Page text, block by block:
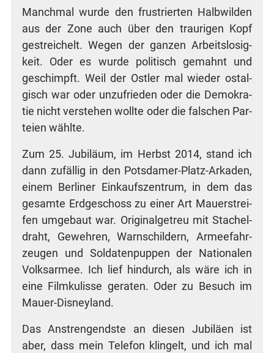
Manch­mal wur­de den frus­trier­ten Halb­wil­den
aus der Zone auch über den trau­ri­gen Kopf
gestrei­chelt. Wegen der gan­zen Arbeits­lo­sig­
keit. Oder es wur­de poli­tisch gemahnt und
geschimpft. Weil der Ost­ler mal wie­der ost­al­
gisch war oder unzu­frie­den oder die Demo­kra­
tie nicht ver­ste­hen woll­te oder die fal­schen Par­
tei­en wählte.
Zum 25. Jubi­lä­um, im Herbst 2014, stand ich
dann zufäl­lig in den Pots­da­mer-Platz-Arka­den,
einem Ber­li­ner Ein­kaufs­zen­trum, in dem das
gesam­te Erd­ge­schoss zu einer Art Mau­er­strei­
fen umge­baut war. Ori­gi­nal­ge­treu mit Sta­chel­
draht, Geweh­ren, Warn­schil­dern, Armee­fahr­
zeu­gen und Sol­da­ten­pup­pen der Natio­na­len
Volks­ar­mee. Ich lief hin­durch, als wäre ich in
eine Film­ku­lis­se gera­ten. Oder zu Besuch im
Mauer-Disneyland.
Das Anstren­gends­te an die­sen Jubi­lä­en ist
aber, dass mein Tele­fon klin­gelt, und ich mal